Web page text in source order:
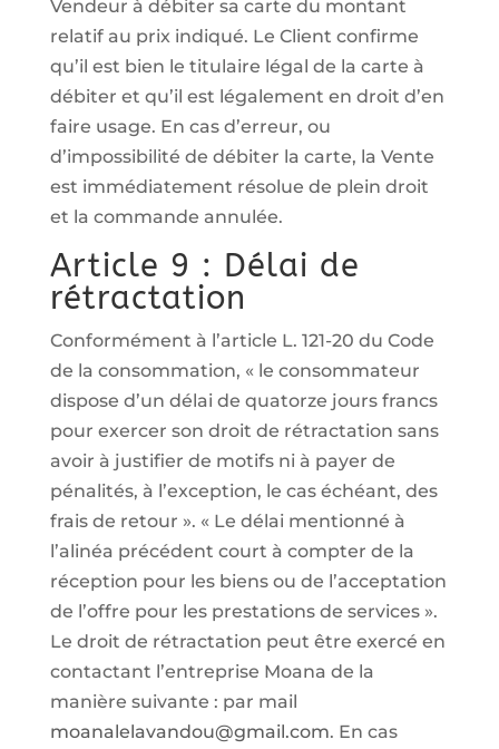
Vendeur à débiter sa carte du montant
relatif au prix indiqué. Le Client confirme
qu’il est bien le titulaire légal de la carte à
débiter et qu’il est légalement en droit d’en
faire usage. En cas d’erreur, ou
d’impossibilité de débiter la carte, la Vente
est immédiatement résolue de plein droit
et la commande annulée.
Article 9 : Délai de
rétractation
Conformément à l’article L. 121-20 du Code
de la consommation, « le consommateur
dispose d’un délai de quatorze jours francs
pour exercer son droit de rétractation sans
avoir à justifier de motifs ni à payer de
pénalités, à l’exception, le cas échéant, des
frais de retour ». « Le délai mentionné à
l’alinéa précédent court à compter de la
réception pour les biens ou de l’acceptation
de l’offre pour les prestations de services ».
Le droit de rétractation peut être exercé en
contactant l’entreprise Moana de la
manière suivante : par mail
moanalelavandou@gmail.com. En cas